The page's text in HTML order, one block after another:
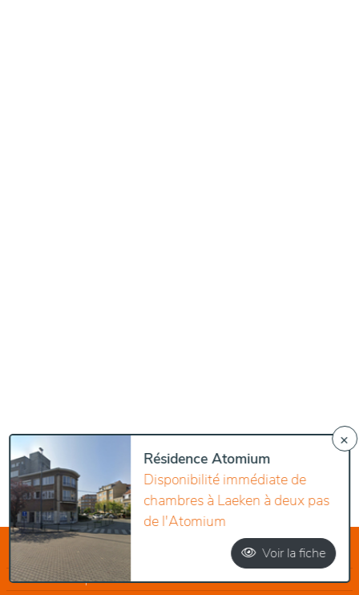
Maisons de repos Anvers
Maisons de repos Brabant Flamand
×
Résidence Atomium
Disponibilité immédiate de
chambres à Laeken à deux pas
de l'Atomium
Voir la fiche